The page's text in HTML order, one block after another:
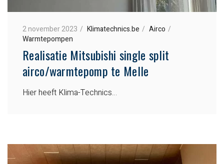
2 november 2023 Klimatechnics.be
Airco
Warmtepompen
Realisatie Mitsubishi single split
airco/warmtepomp te Melle
Hier heeft Klima-Technics…